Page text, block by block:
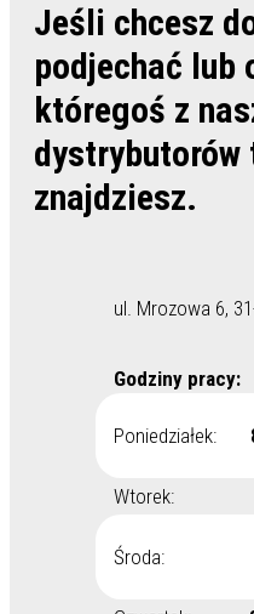
Jeśli chcesz
podjechać lub
któregoś z
dystrybutorów
znajdziesz.
ul. Mrozowa 6,
Godziny pracy:
Poniedziałek:
Wtorek:
Środa: